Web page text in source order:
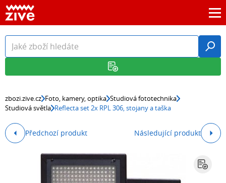
zbozi.zive.cz Foto, kamery, optika Studiová fototechnika
Studiová světla Reflecta set 2x RPL 306, stojany a taška
Předchozí produkt Následující produkt